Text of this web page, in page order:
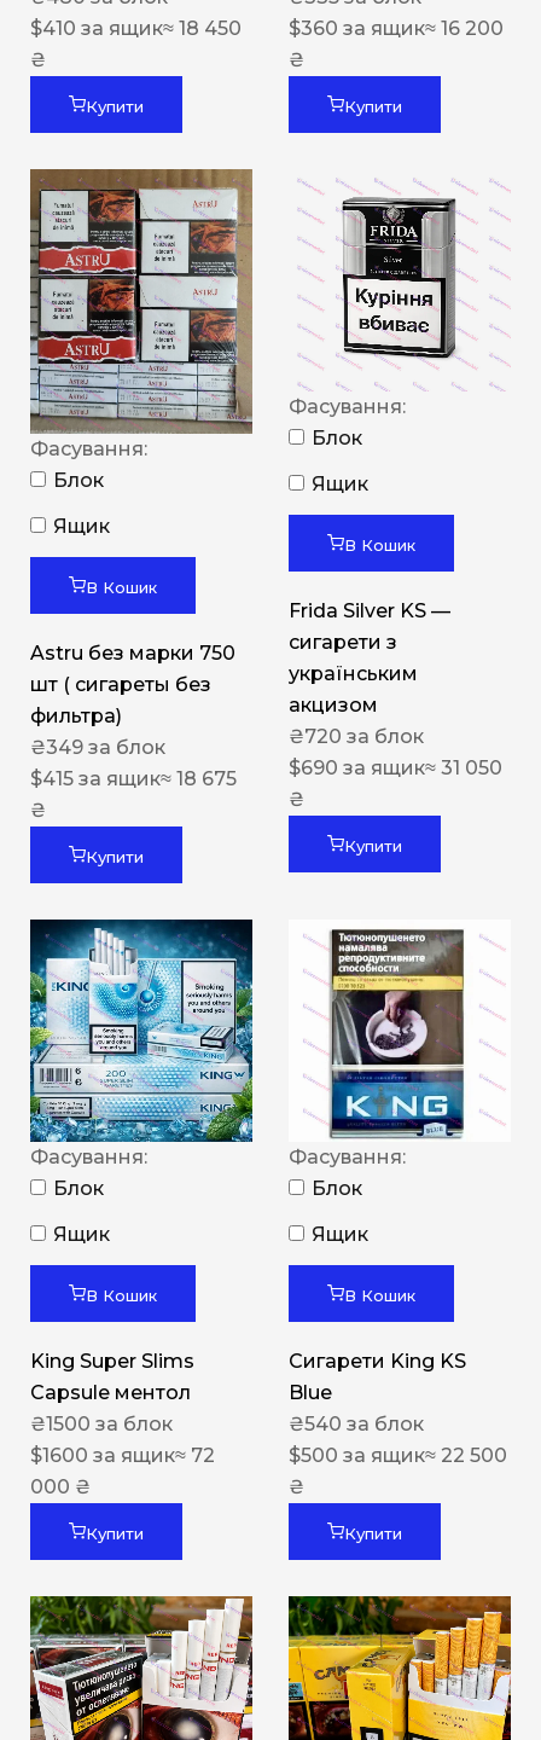
$410 за ящик≈ 18 450
₴
Купити
$360 за ящик≈ 16 200
₴
Купити
Фасування:
Блок
Ящик
В Кошик
Astru без марки 750
шт ( сигареты без
фильтра)
₴349 за блок
$415 за ящик≈ 18 675
₴
Купити
Фасування:
Блок
Ящик
В Кошик
Frida Silver KS —
сигарети з
українським
акцизом
₴720 за блок
$690 за ящик≈ 31 050
₴
Купити
Фасування:
Блок
Ящик
В Кошик
King Super Slims
Capsule ментол
₴1500 за блок
$1600 за ящик≈ 72
000 ₴
Купити
Фасування:
Блок
Ящик
В Кошик
Сигарети King KS
Blue
₴540 за блок
$500 за ящик≈ 22 500
₴
Купити